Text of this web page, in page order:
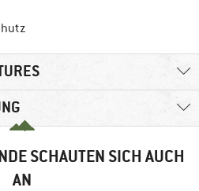
die Zahlungs-Infos hier! Öffnet
SCHAUTEN SICH AUCH
AN